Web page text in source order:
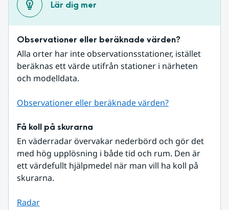
Lär dig mer
Observationer eller beräknade värden?
Alla orter har inte observationsstationer, istället
beräknas ett värde utifrån stationer i närheten
och modelldata.
Observationer eller beräknade värden?
Få koll på skurarna
En väderradar övervakar nederbörd och gör det
med hög upplösning i både tid och rum. Den är
ett värdefullt hjälpmedel när man vill ha koll på
skurarna.
Radar